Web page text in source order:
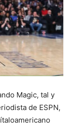
Magic, tal y
de ESPN,